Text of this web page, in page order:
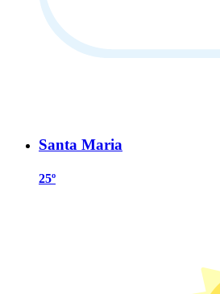
Santa Maria
25º